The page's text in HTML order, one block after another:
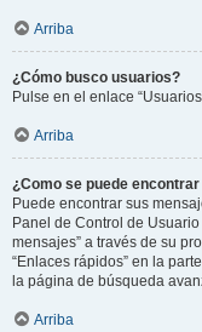
Arriba
¿Cómo busco usuarios?
Pulse en el enlace
Arriba
¿Como se puede
Puede encontrar sus
Panel de Control de
mensajes” a través de su
“Enlaces rápidos” en la
la página de búsqueda
Arriba